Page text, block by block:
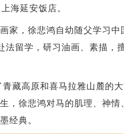
海延安饭店。
家，徐悲鸿自幼随父学习中
留学，研习油画、素描，
藏高原和喜马拉雅山麓的大
，徐悲鸿对马的肌理、神情
经典。